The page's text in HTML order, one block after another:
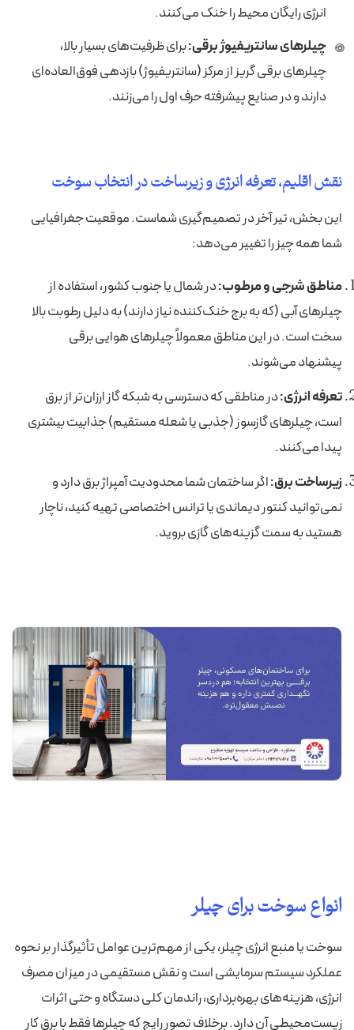
انرژی رایگان محیط را خنک می‌کنند.
چیلرهای سانتریفیوژ برقی:برای ظرفیت‌های بسیار بالا،
چیلرهای برقی گریز از مرکز (سانتریفیوژ) بازدهی فوق‌العاده‌ای
دارند و در صنایع پیشرفته حرف اول را می‌زنند.
نقش اقلیم، تعرفه انرژی و زیرساخت در انتخاب سوخت
این بخش، تیر آخر در تصمیم‌گیری شماست. موقعیت جغرافیایی
شما همه چیز را تغییر می‌دهد:
مناطق شرجی و مرطوب:در شمال یا جنوب کشور، استفاده از
چیلرهای آبی (که به برج خنک‌کننده نیاز دارند) به دلیل رطوبت بالا
سخت است. در این مناطق معمولاً چیلرهای هوایی برقی
پیشنهاد می‌شوند.
تعرفه انرژی:در مناطقی که دسترسی به شبکه گاز ارزان‌تر از برق
است، چیلرهای گازسوز (جذبی یا شعله مستقیم) جذابیت بیشتری
پیدا می‌کنند.
زیرساخت برق:اگر ساختمان شما محدودیت آمپراژ برق دارد و
نمی‌توانید کنتور دیماندی یا ترانس اختصاصی تهیه کنید، ناچار
هستید به سمت گزینه‌های گازی بروید.
انواع سوخت برای چیلر
سوخت یا منبع انرژی چیلر، یکی از مهم‌ترین عوامل تأثیرگذار بر نحوه
عملکرد سیستم سرمایشی است و نقش مستقیمی در میزان مصرف
انرژی، هزینه‌های بهره‌برداری، راندمان کلی دستگاه و حتی اثرات
زیست‌محیطی آن دارد. برخلاف تصور رایج که چیلرها فقط با برق کار